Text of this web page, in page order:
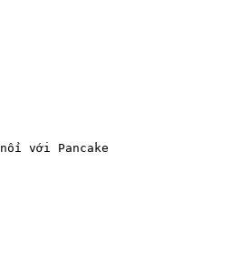
với Pancake